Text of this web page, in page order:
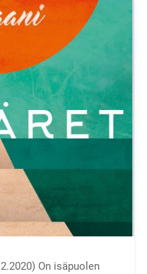
On isäpuolen